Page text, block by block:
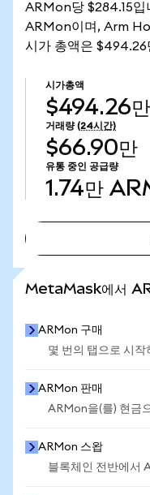
ARMon당 $284.15입
ARMon이며, Arm
시가 총액은 $494.26
시가총액
$494.26만
거래량 (24시간)
$66.90만
유통 중인 공급량
1.74만
MetaMask에서
ARMon 구매
몇 번의 탭으로 시작
ARMon 판매
ARMon을(를) 현금
ARMon 스왑
블록체인 전반에서